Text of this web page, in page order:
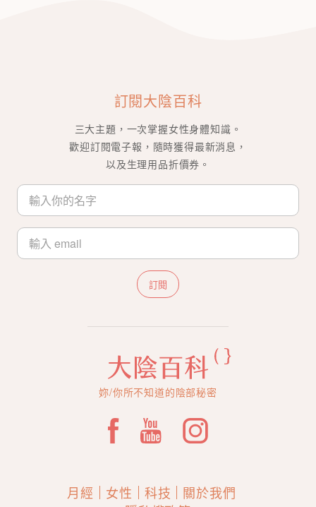
訂閱大陰百科
三大主題，一次掌握女性身體知識。
歡迎訂閱電子報，隨時獲得最新消息，
以及生理用品折價券。
訂閱
妳/你所不知道的陰部秘密
月經 女性 科技
關於我們